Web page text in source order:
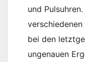
und
bei den
ungenauen